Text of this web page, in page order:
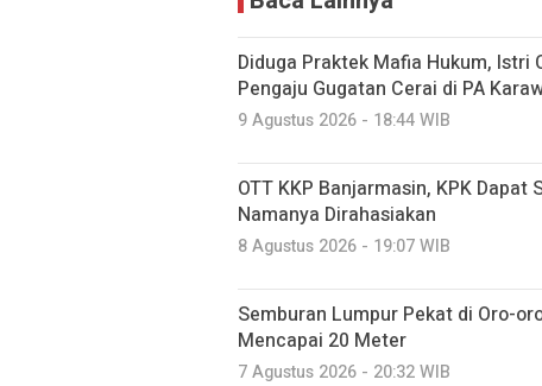
Diduga Praktek Mafia Hukum,
Pengaju Gugatan Cerai di PA
9 Agustus 2026 - 18:44 WIB
OTT KKP Banjarmasin, KPK
Namanya Dirahasiakan
8 Agustus 2026 - 19:07 WIB
Semburan Lumpur Pekat di Oro-
Mencapai 20 Meter
7 Agustus 2026 - 20:32 WIB